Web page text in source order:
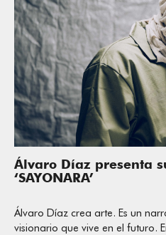
Álvaro Díaz presenta
‘SAYONARA’
Álvaro Díaz crea arte. Es un
visionario que vive en el futuro.